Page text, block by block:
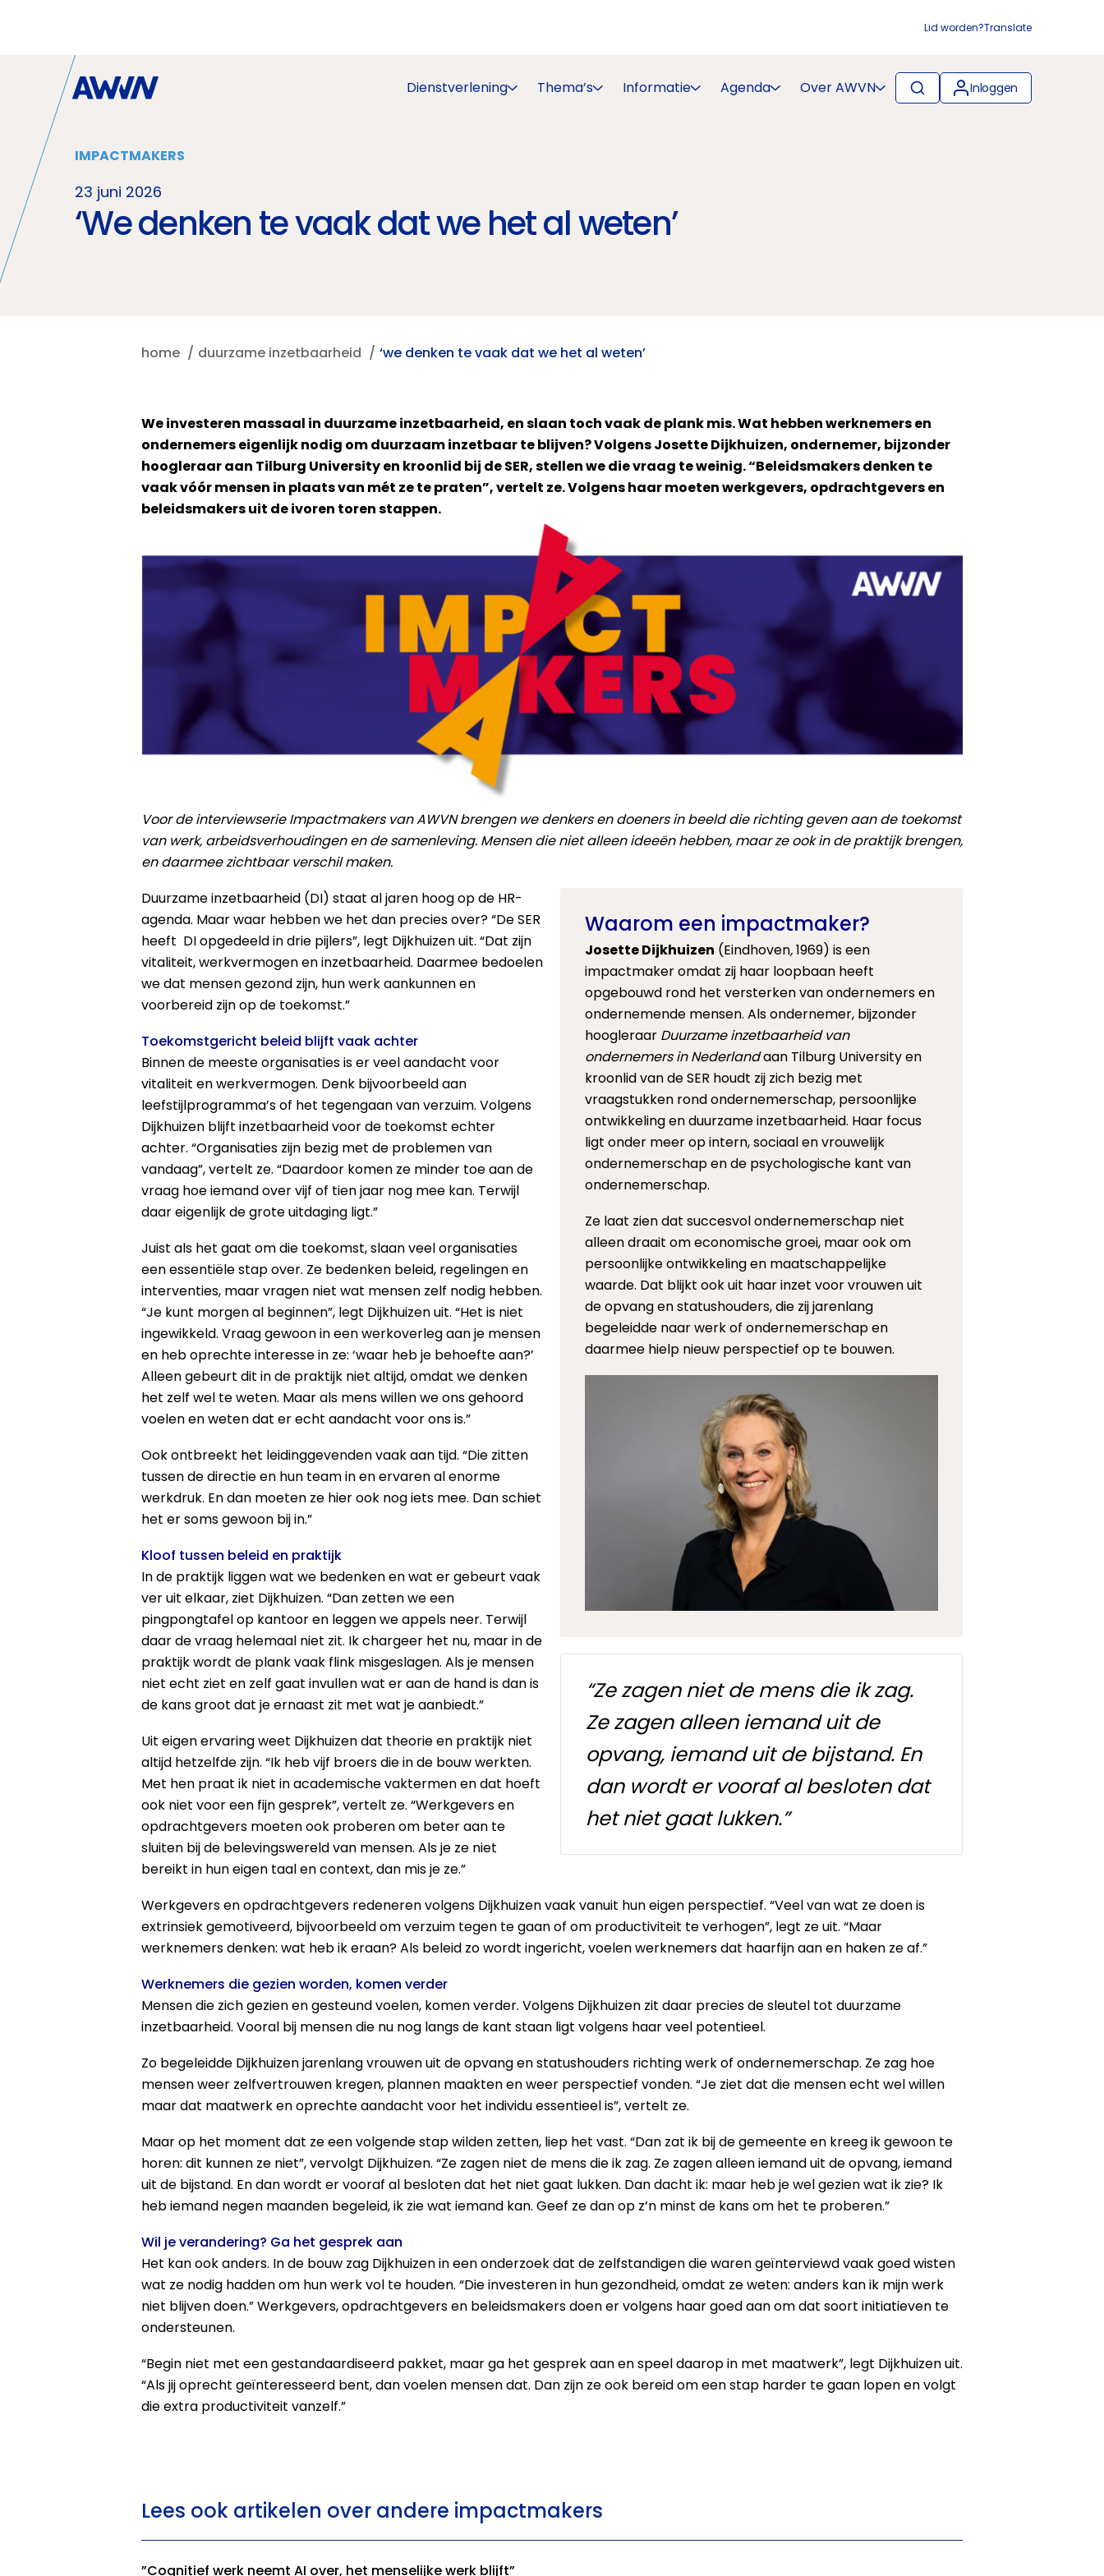
Lid worden?Translate
Dienstverlening Thema’s Informatie Agenda Over AWVN Inloggen
IMPACTMAKERS
23 juni 2026
‘We denken te vaak dat we het al weten’
home duurzame inzetbaarheid ‘we denken te vaak dat we het al weten’
We investeren massaal in duurzame inzetbaarheid, en slaan toch vaak de plank mis. Wat hebben werknemers en
ondernemers eigenlijk nodig om duurzaam inzetbaar te blijven? Volgens Josette Dijkhuizen, ondernemer, bijzonder
hoogleraar aan Tilburg University en kroonlid bij de SER, stellen we die vraag te weinig. “Beleidsmakers denken te
vaak vóór mensen in plaats van mét ze te praten”, vertelt ze. Volgens haar moeten werkgevers, opdrachtgevers en
beleidsmakers uit de ivoren toren stappen.
Voor de interviewserie Impactmakers van AWVN brengen we denkers en doeners in beeld die richting geven aan de toekomst
van werk, arbeidsverhoudingen en de samenleving. Mensen die niet alleen ideeën hebben, maar ze ook in de praktijk brengen,
en daarmee zichtbaar verschil maken.
Waarom een impactmaker?
Josette Dijkhuizen (Eindhoven,1969) is een
impactmaker omdat zij haar loopbaan heeft
opgebouwd rond het versterken van ondernemers en
ondernemende mensen. Als ondernemer, bijzonder
hoogleraar Duurzame inzetbaarheid van
ondernemers in Nederlandaan Tilburg University en
kroonlid van de SER houdt zij zich bezig met
vraagstukken rond ondernemerschap, persoonlijke
ontwikkeling en duurzame inzetbaarheid. Haar focus
ligt onder meer op intern, sociaal en vrouwelijk
ondernemerschap en de psychologische kant van
ondernemerschap.
Ze laat zien dat succesvol ondernemerschap niet
alleen draait om economische groei, maar ook om
persoonlijke ontwikkeling en maatschappelijke
waarde. Dat blijkt ook uit haar inzet voor vrouwen uit
de opvang en statushouders, die zij jarenlang
begeleidde naar werk of ondernemerschap en
daarmee hielp nieuw perspectief op te bouwen.
Duurzame inzetbaarheid (DI) staat al jaren hoog op de HR-
agenda. Maar waar hebben we het dan precies over? “De SER
heeft DI opgedeeld in drie pijlers”, legt Dijkhuizen uit. “Dat zijn
vitaliteit, werkvermogen en inzetbaarheid. Daarmee bedoelen
we dat mensen gezond zijn, hun werk aankunnen en
voorbereid zijn op de toekomst.”
“Ze zagen niet de mens die ik zag.
Ze zagen alleen iemand uit de
opvang, iemand uit de bijstand. En
dan wordt er vooraf al besloten dat
het niet gaat lukken.”
Toekomstgericht beleid blijft vaak achter
Binnen de meeste organisaties is er veel aandacht voor
vitaliteit en werkvermogen. Denk bijvoorbeeld aan
leefstijlprogramma’s of het tegengaan van verzuim. Volgens
Dijkhuizen blijft inzetbaarheid voor de toekomst echter
achter. “Organisaties zijn bezig met de problemen van
vandaag”, vertelt ze. “Daardoor komen ze minder toe aan de
vraag hoe iemand over vijf of tien jaar nog mee kan. Terwijl
daar eigenlijk de grote uitdaging ligt.”
Juist als het gaat om die toekomst, slaan veel organisaties
een essentiële stap over. Ze bedenken beleid, regelingen en
interventies, maar vragen niet wat mensen zelf nodig hebben.
“Je kunt morgen al beginnen”, legt Dijkhuizen uit. “Het is niet
ingewikkeld. Vraag gewoon in een werkoverleg aan je mensen
en heb oprechte interesse in ze: ‘waar heb je behoefte aan?’
Alleen gebeurt dit in de praktijk niet altijd, omdat we denken
het zelf wel te weten. Maar als mens willen we ons gehoord
voelen en weten dat er echt aandacht voor ons is.”
Ook ontbreekt het leidinggevenden vaak aan tijd. “Die zitten
tussen de directie en hun team in en ervaren al enorme
werkdruk. En dan moeten ze hier ook nog iets mee. Dan schiet
het er soms gewoon bij in.”
Kloof tussen beleid en praktijk
In de praktijk liggen wat we bedenken en wat er gebeurt vaak
ver uit elkaar, ziet Dijkhuizen. “Dan zetten we een
pingpongtafel op kantoor en leggen we appels neer. Terwijl
daar de vraag helemaal niet zit. Ik chargeer het nu, maar in de
praktijk wordt de plank vaak flink misgeslagen. Als je mensen
niet echt ziet en zelf gaat invullen wat er aan de hand is dan is
de kans groot dat je ernaast zit met wat je aanbiedt.”
Uit eigen ervaring weet Dijkhuizen dat theorie en praktijk niet
altijd hetzelfde zijn. “Ik heb vijf broers die in de bouw werkten.
Met hen praat ik niet in academische vaktermen en dat hoeft
ook niet voor een fijn gesprek”, vertelt ze. “Werkgevers en
opdrachtgevers moeten ook proberen om beter aan te
sluiten bij de belevingswereld van mensen. Als je ze niet
bereikt in hun eigen taal en context, dan mis je ze.”
Werkgevers en opdrachtgevers redeneren volgens Dijkhuizen vaak vanuit hun eigen perspectief. “Veel van wat ze doen is
extrinsiek gemotiveerd, bijvoorbeeld om verzuim tegen te gaan of om productiviteit te verhogen”, legt ze uit. “Maar
werknemers denken: wat heb ik eraan? Als beleid zo wordt ingericht, voelen werknemers dat haarfijn aan en haken ze af.”
Werknemers die gezien worden, komen verder
Mensen die zich gezien en gesteund voelen, komen verder. Volgens Dijkhuizen zit daar precies de sleutel tot duurzame
inzetbaarheid. Vooral bij mensen die nu nog langs de kant staan ligt volgens haar veel potentieel.
Zo begeleidde Dijkhuizen jarenlang vrouwen uit de opvang en statushouders richting werk of ondernemerschap. Ze zag hoe
mensen weer zelfvertrouwen kregen, plannen maakten en weer perspectief vonden. “Je ziet dat die mensen echt wel willen
maar dat maatwerk en oprechte aandacht voor het individu essentieel is”, vertelt ze.
Maar op het moment dat ze een volgende stap wilden zetten, liep het vast. “Dan zat ik bij de gemeente en kreeg ik gewoon te
horen: dit kunnen ze niet”, vervolgt Dijkhuizen. “Ze zagen niet de mens die ik zag. Ze zagen alleen iemand uit de opvang, iemand
uit de bijstand. En dan wordt er vooraf al besloten dat het niet gaat lukken. Dan dacht ik: maar heb je wel gezien wat ik zie? Ik
heb iemand negen maanden begeleid, ik zie wat iemand kan. Geef ze dan op z’n minst de kans om het te proberen.”
Wil je verandering? Ga het gesprek aan
Het kan ook anders. In de bouw zag Dijkhuizen in een onderzoek dat de zelfstandigen die waren geïnterviewd vaak goed wisten
wat ze nodig hadden om hun werk vol te houden. “Die investeren in hun gezondheid, omdat ze weten: anders kan ik mijn werk
niet blijven doen.” Werkgevers, opdrachtgevers en beleidsmakers doen er volgens haar goed aan om dat soort initiatieven te
ondersteunen.
“Begin niet met een gestandaardiseerd pakket, maar ga het gesprek aan en speel daarop in met maatwerk”, legt Dijkhuizen uit.
“Als jij oprecht geïnteresseerd bent, dan voelen mensen dat. Dan zijn ze ook bereid om een stap harder te gaan lopen en volgt
die extra productiviteit vanzelf.”
Lees ook artikelen over andere impactmakers
”Cognitief werk neemt AI over, het menselijke werk blijft”